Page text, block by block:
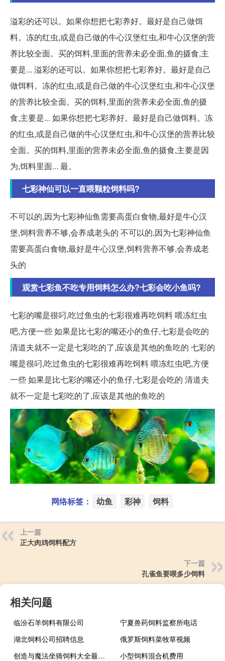
溢彩的还可以。如果你想把七彩养好。最好是自己做饵
料。冻的红虫,或是自己做的牛心汉堡红虫,和牛心汉堡的营
养比较全面。买的饵料,里面的营养未必全面,鱼的摄食,主
要是... 溢彩的还可以。如果你想把七彩养好。最好是自己
做饵料。冻的红虫,或是自己做的牛心汉堡红虫,和牛心汉堡
的营养比较全面。买的饵料,里面的营养未必全面,鱼的摄
食,主要是... 如果你想把七彩养好。最好是自己做饵料。冻
的红虫,或是自己做的牛心汉堡红虫,和牛心汉堡的营养比较
全面。买的饵料,里面的营养未必全面,鱼的摄食,主要是因
为,饵料里面... 最。
七彩神仙可以一直喂颗粒饲料吗?
不可以的,因为七彩神仙鱼需要高蛋白食物,最好是牛心汉
堡,饲料营养不够,会养成老头的 不可以的,因为七彩神仙鱼
需要高蛋白食物,最好是牛心汉堡,饲料营养不够,会养成老
头的
观赏七彩鱼不吃专用饲料怎么办?七彩会吃小鱼吗?
七彩的嘴是很叼,吃过鱼虫的七彩很难再吃饲料 喂冻红虫
吧,方便一些 如果是比七彩的嘴还小的鱼仔,七彩是会吃的
清道夫就不一定是七彩吃的了,应该是其他的鱼吃的 七彩的
嘴是很叼,吃过鱼虫的七彩很难再吃饲料 喂冻红虫吧,方便
一些 如果是比七彩的嘴还小的鱼仔,七彩是会吃的 清道夫
就不一定是七彩吃的了,应该是其他的鱼吃的
网络标签： 幼鱼 彩神 饲料
上一篇
正大肉鸡饲料配方
下一篇
孔雀鱼要喂多少饲料
相关问题
临汾石羊饲料有限公司
宁夏兽药饲料监察所电话
湖北饲料公司招聘信息
俄罗斯饲料菜牧草视频
创造与魔法坐骑饲料大全最新2020
小型饲料混合机费用